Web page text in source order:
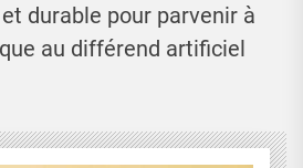
durable pour parvenir à
au différend artificiel